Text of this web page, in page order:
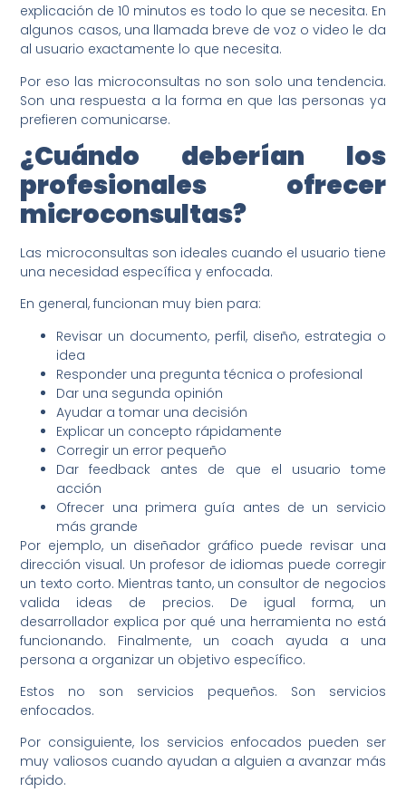
explicación de 10 minutos es todo lo que se necesita. En
algunos casos, una llamada breve de voz o video le da
al usuario exactamente lo que necesita.
Por eso las microconsultas no son solo una tendencia.
Son una respuesta a la forma en que las personas ya
prefieren comunicarse.
¿Cuándo deberían los
profesionales ofrecer
microconsultas?
Las microconsultas son ideales cuando el usuario tiene
una necesidad específica y enfocada.
En general, funcionan muy bien para:
Revisar un documento, perfil, diseño, estrategia o
idea
Responder una pregunta técnica o profesional
Dar una segunda opinión
Ayudar a tomar una decisión
Explicar un concepto rápidamente
Corregir un error pequeño
Dar feedback antes de que el usuario tome
acción
Ofrecer una primera guía antes de un servicio
más grande
Por ejemplo, un diseñador gráfico puede revisar una
dirección visual. Un profesor de idiomas puede corregir
un texto corto. Mientras tanto, un consultor de negocios
valida ideas de precios. De igual forma, un
desarrollador explica por qué una herramienta no está
funcionando. Finalmente, un coach ayuda a una
persona a organizar un objetivo específico.
Estos no son servicios pequeños. Son servicios
enfocados.
Por consiguiente, los servicios enfocados pueden ser
muy valiosos cuando ayudan a alguien a avanzar más
rápido.